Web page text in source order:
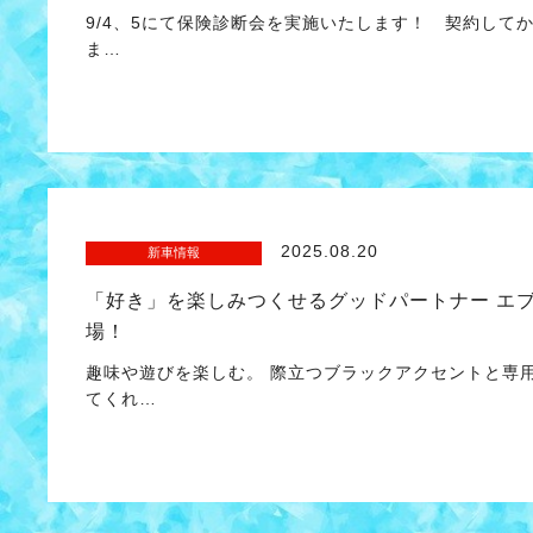
9/4、5にて保険診断会を実施いたします！ 契約して
ま…
新車情報 2025.08.20
「好き」を楽しみつくせるグッドパートナー エ
場！
趣味や遊びを楽しむ。 際立つブラックアクセントと専
てくれ…